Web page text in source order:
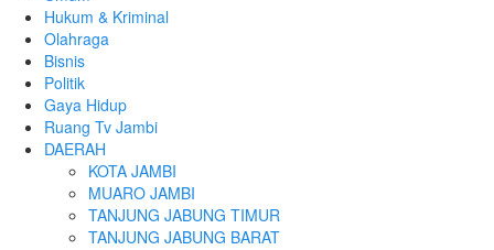
Hukum & Kriminal
Olahraga
Bisnis
Politik
Gaya Hidup
Ruang Tv Jambi
DAERAH
KOTA JAMBI
MUARO JAMBI
TANJUNG JABUNG TIMUR
TANJUNG JABUNG BARAT